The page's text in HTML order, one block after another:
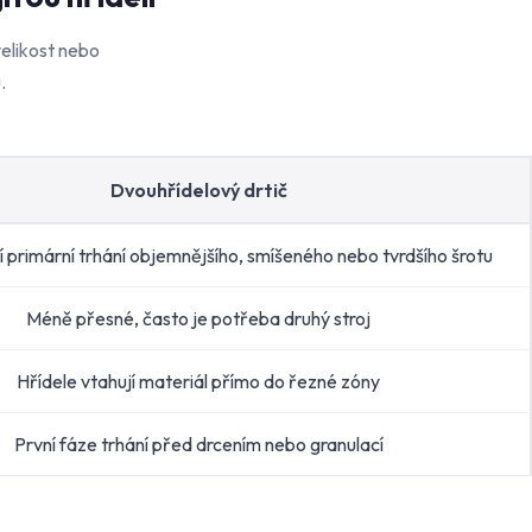
nebo
Dvouhřídelový drtič
primární trhání objemnějšího, smíšeného nebo tvrdšího šrotu
Méně přesné, často je potřeba druhý stroj
Hřídele vtahují materiál přímo do řezné zóny
První fáze trhání před drcením nebo granulací